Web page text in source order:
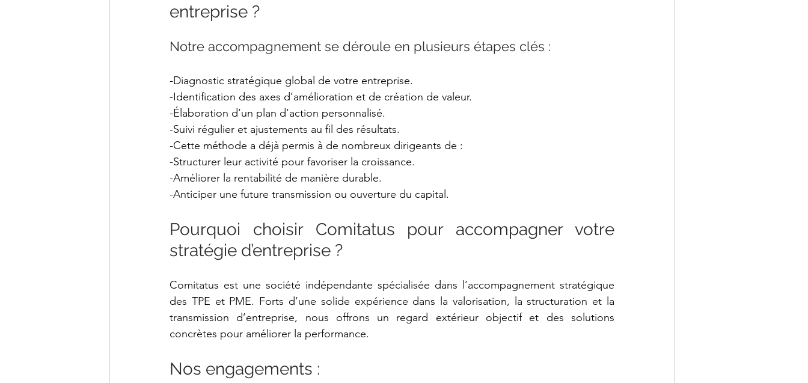
entreprise ?
Notre accompagnement se déroule en plusieurs étapes clés :
-Diagnostic stratégique global de votre entreprise.
-Identification des axes d’amélioration et de création de valeur.
-Élaboration d’un plan d’action personnalisé.
-Suivi régulier et ajustements au fil des résultats.
-Cette méthode a déjà permis à de nombreux dirigeants de :
-Structurer leur activité pour favoriser la croissance.
-Améliorer la rentabilité de manière durable.
-Anticiper une future transmission ou ouverture du capital.
Pourquoi choisir Comitatus pour accompagner votre
stratégie d’entreprise ?
Comitatus est une société indépendante spécialisée dans l’accompagnement stratégique
des TPE et PME. Forts d’une solide expérience dans la valorisation, la structuration et la
transmission d’entreprise, nous offrons un regard extérieur objectif et des solutions
concrètes pour améliorer la performance.
Nos engagements :